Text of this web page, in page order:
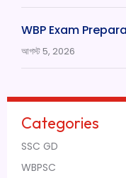
WBP Exam
আগস্ট 5, 2026
Categories
SSC GD
WBPSC